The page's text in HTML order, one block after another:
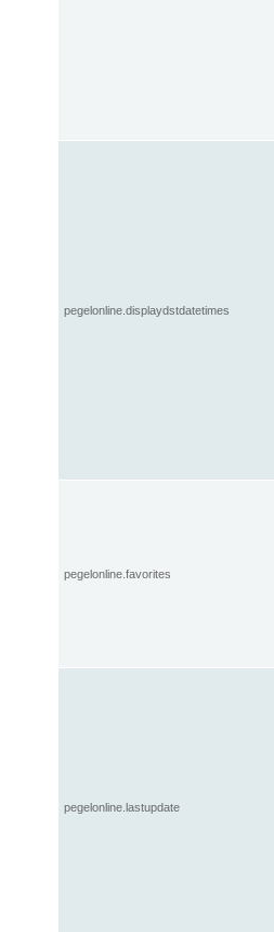
pegelonline.displaydstdatetimes
pegelonline.favorites
pegelonline.lastupdate